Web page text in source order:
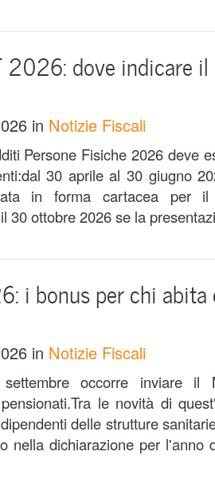
2026: dove indicare il
in Notizie Fiscali
Persone Fisiche 2026 deve
30 aprile al 30 giugno
in forma cartacea per
30 ottobre 2026 se la
i bonus per chi abita
in Notizie Fiscali
occorre inviare il
le novità di
delle strutture
nella dichiarazione per l'anno